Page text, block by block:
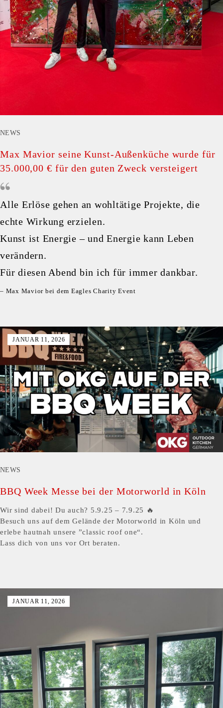
NEWS
Max Mavior seine Kunst-Außenküche wurde für
35.000,00 € für den guten Zweck versteigert
Alle Erlöse gehen an wohltätige Projekte, die
echte Wirkung erzielen.
Kunst ist Energie – und Energie kann Leben
verändern.
Für diesen Abend bin ich für immer dankbar.
– Max Mavior bei dem Eagles Charity Event
JANUAR 11, 2026
NEWS
BBQ Week Messe bei der Motorworld in Köln
Wir sind dabei! Du auch? 5.9.25 – 7.9.25 🔥
Besuch uns auf dem Gelände der Motorworld in Köln und
erlebe hautnah unsere ”classic roof one“.
Lass dich von uns vor Ort beraten.
JANUAR 11, 2026